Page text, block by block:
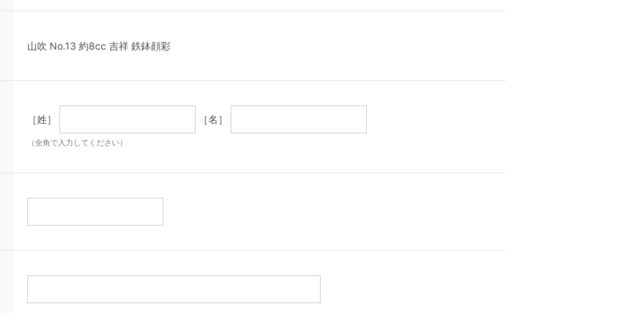
山吹 No.13 約8cc 吉祥 鉄鉢顔彩
［姓］ ［名］
（全角で入力してください）